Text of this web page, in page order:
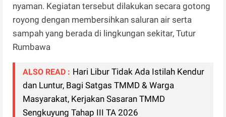
nyaman. Kegiatan tersebut dilakukan secara gotong
royong dengan membersihkan saluran air serta
sampah yang berada di lingkungan sekitar, Tutur
Rumbawa
ALSO READ : Hari Libur Tidak Ada Istilah Kendur
dan Luntur, Bagi Satgas TMMD & Warga
Masyarakat, Kerjakan Sasaran TMMD
Sengkuyung Tahap III TA 2026